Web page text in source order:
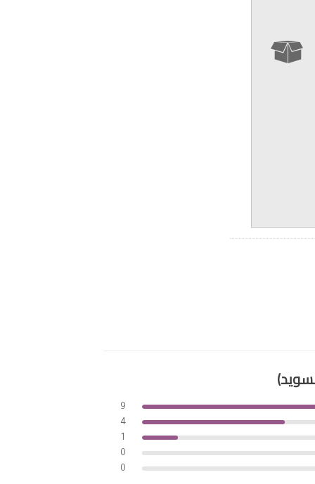
9
4
1
0
0